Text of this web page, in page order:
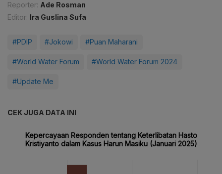
Reporter: Ade Rosman
Editor: Ira Guslina Sufa
#PDIP #Jokowi #Puan Maharani
#World Water Forum #World Water Forum 2024
#Update Me
CEK JUGA DATA INI